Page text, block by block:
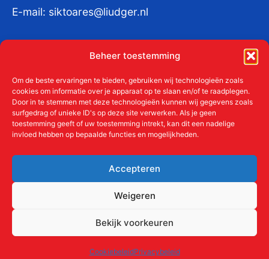
Beheer toestemming
Om de beste ervaringen te bieden, gebruiken wij technologieën zoals
cookies om informatie over je apparaat op te slaan en/of te raadplegen.
Door in te stemmen met deze technologieën kunnen wij gegevens zoals
surfgedrag of unieke ID's op deze site verwerken. Als je geen
toestemming geeft of uw toestemming intrekt, kan dit een nadelige
invloed hebben op bepaalde functies en mogelijkheden.
Accepteren
Weigeren
Bekijk voorkeuren
CookiebeleidPrivacybeleid
E-mail: siktoares@liudger.nl
KvKnr:41011712
Meer over de Liudgerstichten
Aanmelden als donateur
ANBI
Contact